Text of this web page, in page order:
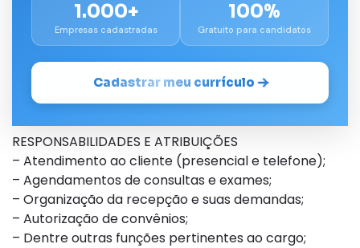
1.000+
Empresas cadastradas
100%
Gratuito para candidatos
Cadastrar meu currículo
RESPONSABILIDADES E ATRIBUIÇÕES
– Atendimento ao cliente (presencial e telefone);
– Agendamentos de consultas e exames;
– Organização da recepção e suas demandas;
– Autorização de convênios;
– Dentre outras funções pertinentes ao cargo;